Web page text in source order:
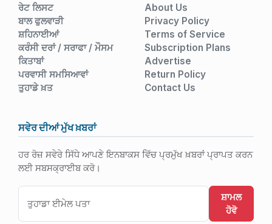
ਰੇਟ ਲਿਸਟ
ਬਾਲ ਫੁਲਵਾੜੀ
ਸ਼ਹਿਨਾਈਆਂ
ਕਰੰਸੀ ਦਰਾਂ / ਸਰਾਫਾ / ਮੌਸਮ
ਕਿਤਾਬਾਂ
ਪਰਵਾਸੀ ਸਮਸਿਆਵਾਂ
ਤੁਹਾਡੇ ਖ਼ਤ
About Us
Privacy Policy
Terms of Service
Subscription Plans
Advertise
Return Policy
Contact Us
ਸਵੇਰ ਦੀਆਂ ਮੁੱਖ ਖ਼ਬਰਾਂ
ਹਰ ਰੋਜ਼ ਸਵੇਰੇ ਸਿੱਧੇ ਆਪਣੇ ਇਨਬਾਕਸ ਵਿੱਚ ਪ੍ਰਮੁੱਖ ਖ਼ਬਰਾਂ ਪ੍ਰਾਪਤ ਕਰਨ
ਲਈ ਸਬਸਕ੍ਰਾਈਬ ਕਰੋ।
ਸ਼ਾਮਲ
ਹੋਵੋ